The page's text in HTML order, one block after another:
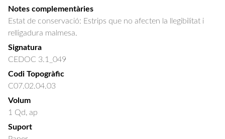
Notes complementàries
Estat de conservació: Estrips que no afecten la llegibilitat i
relligadura malmesa.
Signatura
CEDOC 3.1_049
Codi Topogràfic
C07.02.04.03
Volum
1 Qd, ap
Suport